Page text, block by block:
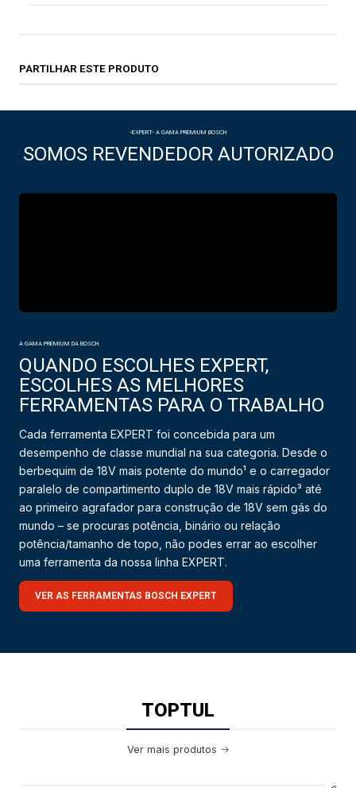
PARTILHAR ESTE PRODUTO
-EXPERT- A GAMA PREMIUM BOSCH
SOMOS REVENDEDOR AUTORIZADO
A GAMA PREMIUM DA BOSCH
QUANDO ESCOLHES EXPERT,
ESCOLHES AS MELHORES
FERRAMENTAS PARA O TRABALHO
Cada ferramenta EXPERT foi concebida para um
desempenho de classe mundial na sua categoria. Desde o
berbequim de 18V mais potente do mundo¹ e o carregador
paralelo de compartimento duplo de 18V mais rápido³ até
ao primeiro agrafador para construção de 18V sem gás do
mundo – se procuras potência, binário ou relação
potência/tamanho de topo, não podes errar ao escolher
uma ferramenta da nossa linha EXPERT.
VER AS FERRAMENTAS BOSCH EXPERT
TOPTUL
Ver mais produtos